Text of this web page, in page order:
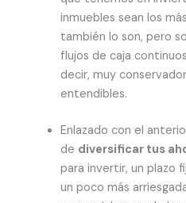
inmuebles sean los
también lo son, pero
flujos de caja
decir, muy
entendibles.
Enlazado con el
de diversificar tus
para invertir, un plazo
un poco más